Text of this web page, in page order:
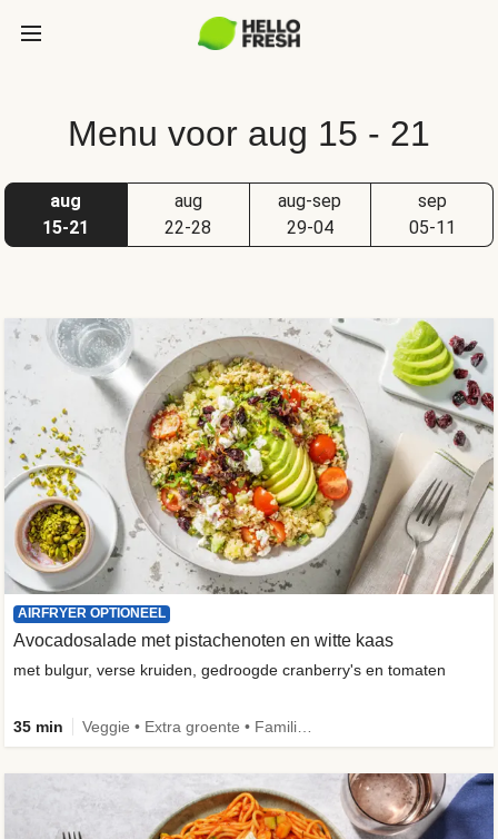
Menu voor aug 15 - 21
aug
15-21
aug
22-28
aug-sep
29-04
sep
05-11
AIRFRYER OPTIONEEL
Avocadosalade met pistachenoten en witte kaas
met bulgur, verse kruiden, gedroogde cranberry's en tomaten
35 min